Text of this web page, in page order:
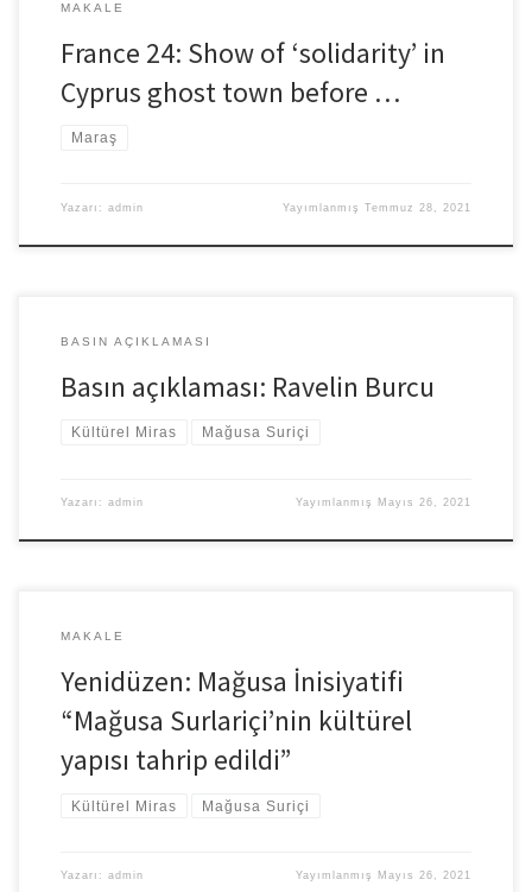
MAKALE
France 24: Show of ‘solidarity’ in
Cyprus ghost town before …
Maraş
Yazarı: admin YayımlanmışTemmuz 28, 2021
BASIN AÇIKLAMASI
Basın açıklaması: Ravelin Burcu
Kültürel Miras Mağusa Suriçi
Yazarı: admin Yayımlanmış Mayıs 26, 2021
MAKALE
Yenidüzen: Mağusa İnisiyatifi
“Mağusa Surlariçi’nin kültürel
yapısı tahrip edildi”
Kültürel Miras Mağusa Suriçi
Yazarı: admin Yayımlanmış Mayıs 26, 2021